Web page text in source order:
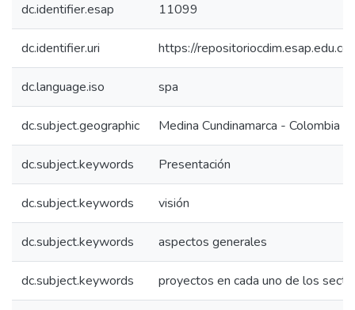
dc.identifier.esap 11099
dc.identifier.uri https://
dc.language.iso spa
dc.subject.geographic Medina Cundinamarca - Colombia
dc.subject.keywords Presentación
dc.subject.keywords visión
dc.subject.keywords aspectos generales
dc.subject.keywords proyectos en cada uno de los